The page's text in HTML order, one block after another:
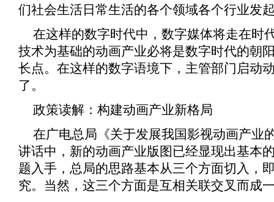
们社会生活日常生活的各个领域各个行业发
在这样的数字时代中，数字媒体将走在时
技术为基础的动画产业必将是数字时代的朝
长点。在这样的数字语境下，主管部门启动
了。
政策读解：构建动画产业新格局
在广电总局《关于发展我国影视动画产业
讲话中，新的动画产业版图已经显现出基本
题入手，总局的思路基本从三个方面切入，
究。当然，这三个方面是互相关联交叉而成